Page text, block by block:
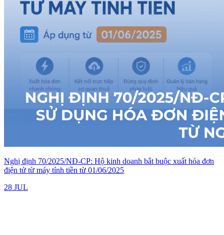
Nghị định 70/2025/NĐ-CP: Hộ kinh doanh bắt buộc xuất hóa đơn
điện tử từ máy tính tiền từ 01/06/2025
28 JUL